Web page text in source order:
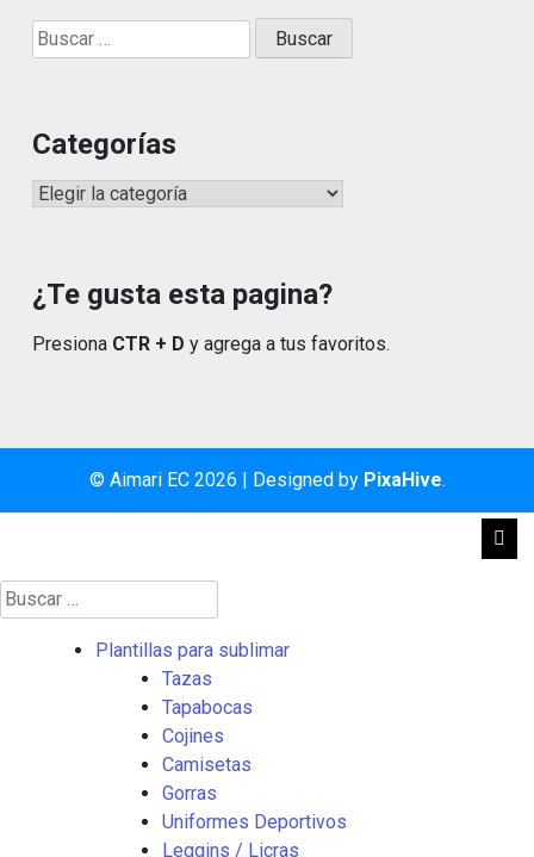
Buscar:
Categorías
Categorías
¿Te gusta esta pagina?
Presiona CTR + D y agrega a tus favoritos.
© Aimari EC 2026 Designed by PixaHive.
Buscar:
Plantillas para sublimar
Tazas
Tapabocas
Cojines
Camisetas
Gorras
Uniformes Deportivos
Leggins / Licras